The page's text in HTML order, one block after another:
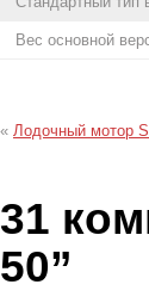
Вес основной
« Лодочный мотор
31
50”